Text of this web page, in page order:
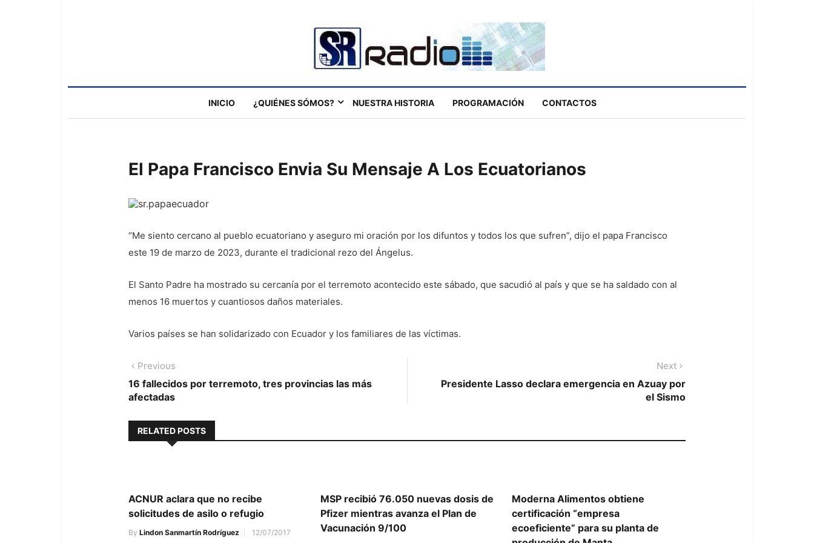
INICIO ¿QUIÉNES SÓMOS? NUESTRA HISTORIA PROGRAMACIÓN CONTACTOS
El Papa Francisco Envia Su Mensaje A Los Ecuatorianos
“Me siento cercano al pueblo ecuatoriano y aseguro mi oración por los difuntos y todos los que sufren”, dijo el papa Francisco
este 19 de marzo de 2023, durante el tradicional rezo del Ángelus.
El Santo Padre ha mostrado su cercanía por el terremoto acontecido este sábado, que sacudió al país y que se ha saldado con al
menos 16 muertos y cuantiosos daños materiales.
Varios países se han solidarizado con Ecuador y los familiares de las víctimas.
Navegación
de
Previous
post:
16 fallecidos por terremoto, tres provincias las más
afectadas
Next
post:
Presidente Lasso declara emergencia en Azuay por
el Sismo
RELATED POSTS
ACNUR aclara que no recibe
solicitudes de asilo o refugio
By Lindon Sanmartín Rodríguez 12/07/2017
MSP recibió 76.050 nuevas dosis de
Pfizer mientras avanza el Plan de
Vacunación 9/100
Moderna Alimentos obtiene
certificación “empresa
ecoeficiente” para su planta de